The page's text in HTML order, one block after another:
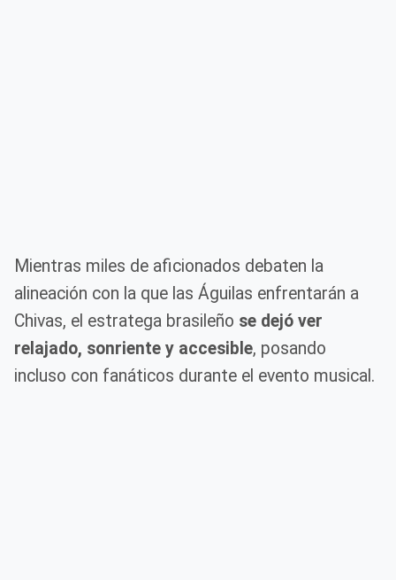
Mientras miles de aficionados debaten la
alineación con la que las Águilas enfrentarán a
Chivas, el estratega brasileño se dejó ver
relajado, sonriente y accesible, posando
incluso con fanáticos durante el evento musical.